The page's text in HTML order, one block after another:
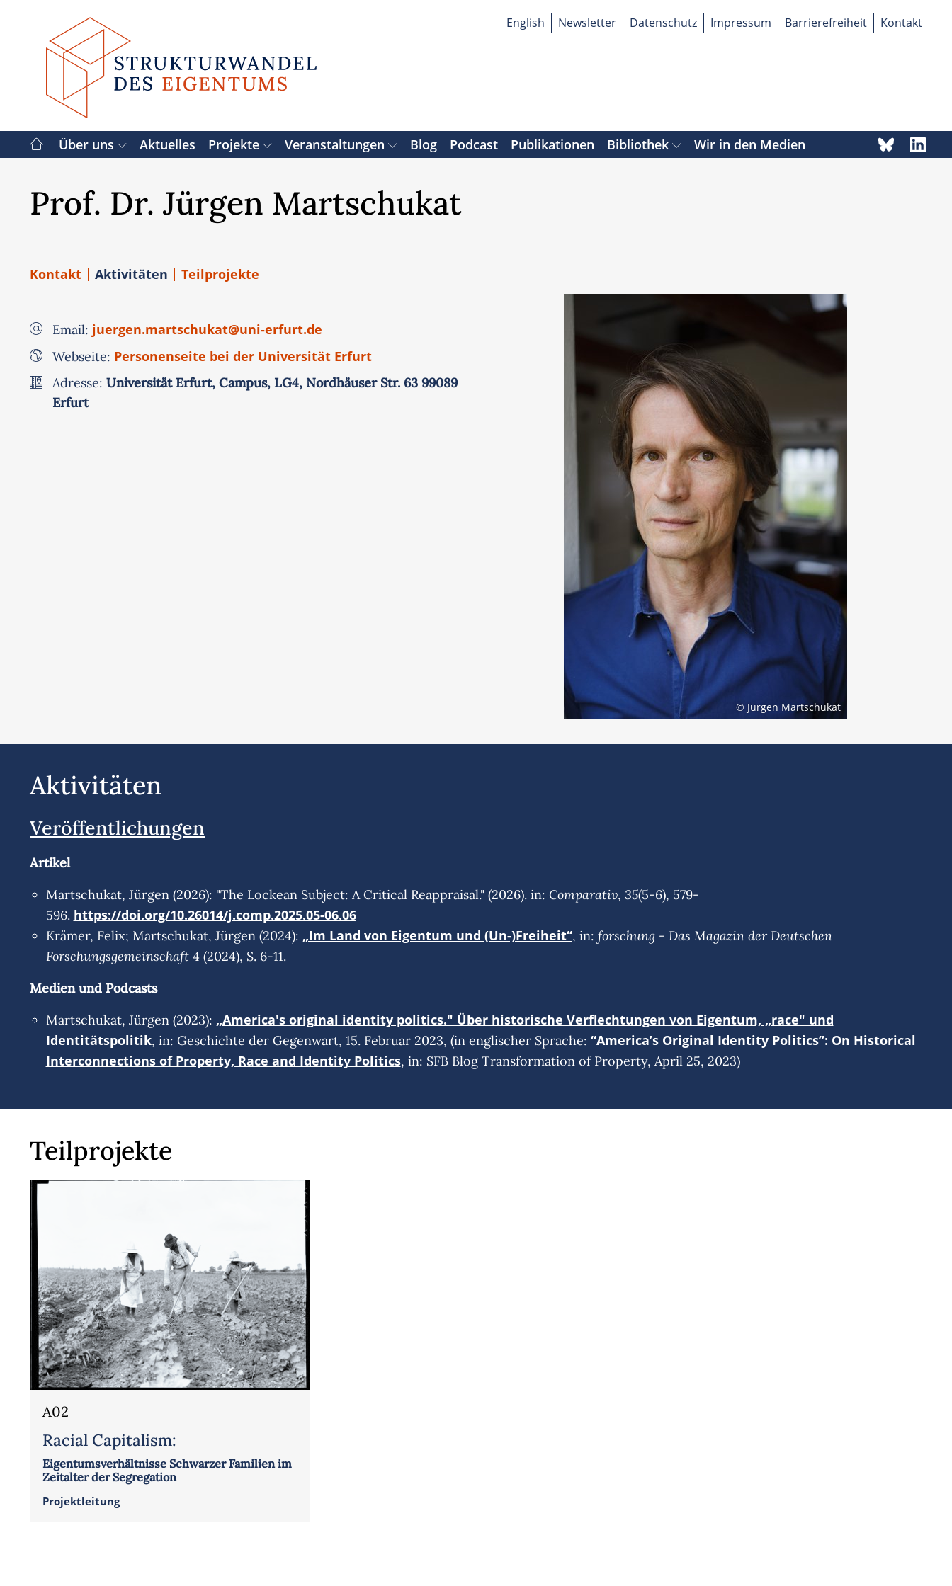
Inhalt
springen
English Newsletter Datenschutz Impressum Barrierefreiheit Kontakt
Über uns Aktuelles Projekte Veranstaltungen Blog Podcast Publikationen Bibliothek Wir in den Medien
Prof. Dr. Jürgen Martschukat
Kontakt Aktivitäten Teilprojekte
Email: juergen.martschukat@uni-erfurt.de
Webseite: Personenseite bei der Universität Erfurt
Adresse: Universität Erfurt, Campus, LG4, Nordhäuser Str. 63 99089
Erfurt
© Jürgen Martschukat
Aktivitäten
Veröffentlichungen
Artikel
Martschukat, Jürgen (2026): "The Lockean Subject: A Critical Reappraisal." (2026). in: Comparativ, 35(5-6), 579-
596. https://doi.org/10.26014/j.comp.2025.05-06.06
Krämer, Felix; Martschukat, Jürgen (2024): „Im Land von Eigentum und (Un-)Freiheit“, in: forschung - Das Magazin der Deutschen
Forschungsgemeinschaft4 (2024), S. 6-11.
Medien und Podcasts
Martschukat, Jürgen (2023): „America's original identity politics." Über historische Verflechtungen von Eigentum, „race" und
Identitätspolitik, in: Geschichte der Gegenwart, 15. Februar 2023, (in englischer Sprache: “America’s Original Identity Politics”: On Historical
Interconnections of Property, Race and Identity Politics, in: SFB Blog Transformation of Property, April 25, 2023)
Teilprojekte
A02
Racial Capitalism:
Eigentumsverhältnisse Schwarzer Familien im
Zeitalter der Segregation
Projektleitung